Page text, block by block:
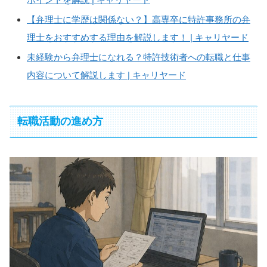
【弁理士に学歴は関係ない？】高専卒に特許事務所の弁
理士をおすすめする理由を解説します！ | キャリヤード
未経験から弁理士になれる？特許技術者への転職と仕事
内容について解説します | キャリヤード
転職活動の進め方